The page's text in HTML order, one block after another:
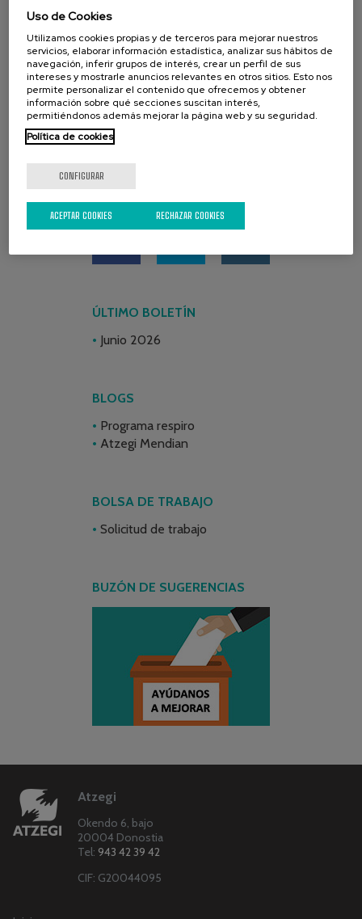
ÚLTIMO BOLETÍN
Junio 2026
BLOGS
Programa respiro
Atzegi Mendian
BOLSA DE TRABAJO
Solicitud de trabajo
BUZÓN DE SUGERENCIAS
Atzegi
Okendo 6, bajo
20004 Donostia
Tel: 943 42 39 42
CIF: G20044095
Uso de Cookies
Utilizamos cookies propias y de terceros para mejorar nuestros
servicios, elaborar información estadística, analizar sus hábitos de
navegación, inferir grupos de interés, crear un perfil de sus
intereses y mostrarle anuncios relevantes en otros sitios. Esto nos
permite personalizar el contenido que ofrecemos y obtener
información sobre qué secciones suscitan interés,
permitiéndonos además mejorar la página web y su seguridad.
Política de cookies
CONFIGURAR
RECHAZAR COOKIES
ACEPTAR COOKIES